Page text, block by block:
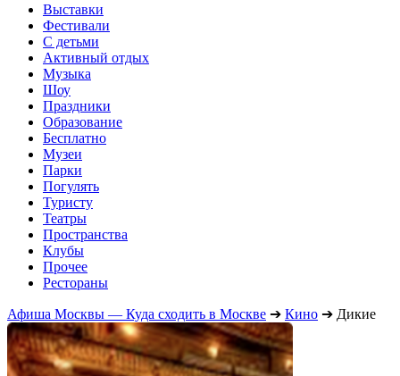
Выставки
Фестивали
С детьми
Активный отдых
Музыка
Шоу
Праздники
Образование
Бесплатно
Музеи
Парки
Погулять
Туристу
Театры
Пространства
Клубы
Прочее
Рестораны
Афиша Москвы — Куда сходить в Москве ➔ Кино ➔ Дикие